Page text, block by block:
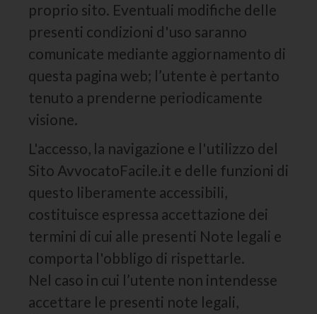
proprio sito. Eventuali modifiche delle
presenti condizioni d'uso saranno
comunicate mediante aggiornamento di
questa pagina web; l’utente è pertanto
tenuto a prenderne periodicamente
visione.
L'accesso, la navigazione e l'utilizzo del
Sito AvvocatoFacile.it e delle funzioni di
questo liberamente accessibili,
costituisce espressa accettazione dei
termini di cui alle presenti Note legali e
comporta l'obbligo di rispettarle.
Nel caso in cui l’utente non intendesse
accettare le presenti note legali,